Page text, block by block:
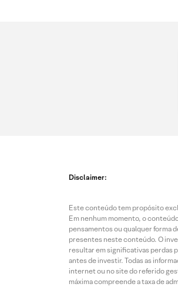
Disclaimer:
Este conteúdo tem propósito
Em nenhum momento, o
pensamentos ou qualquer forma
presentes neste conteúdo. O
resultar em significativas perdas
antes de investir. Todas as
internet ou no site do referido
máxima compreende a taxa de